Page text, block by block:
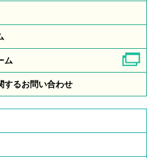
ム
するお問い合わせ